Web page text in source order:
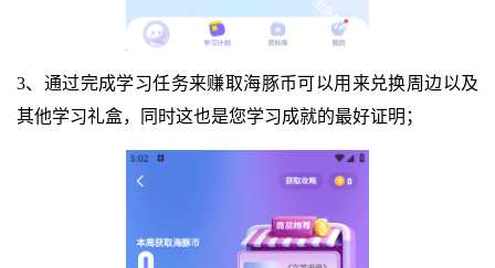
3、通过完成学习任务来赚取海豚币可以用来兑换周边以及
其他学习礼盒，同时这也是您学习成就的最好证明；